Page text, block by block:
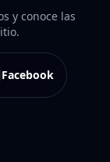
y conoce las
Facebook